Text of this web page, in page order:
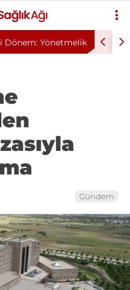
Cilt Kanseri Çıktı:
Gündem